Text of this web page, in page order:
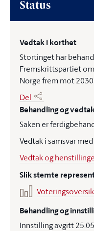
Status
Vedtak i korthet
Stortinget har
Fremskrittspartiet
Norge frem mot
Del
Behandling og
Saken er
Vedtak i samsvar
Vedtak og
Slik stemte
Behandling og
Innstilling avgitt